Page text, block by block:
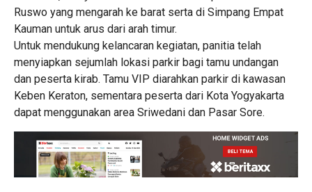
Ruswo yang mengarah ke barat serta di Simpang Empat
Kauman untuk arus dari arah timur.
Untuk mendukung kelancaran kegiatan, panitia telah
menyiapkan sejumlah lokasi parkir bagi tamu undangan
dan peserta kirab. Tamu VIP diarahkan parkir di kawasan
Keben Keraton, sementara peserta dari Kota Yogyakarta
dapat menggunakan area Sriwedani dan Pasar Sore.